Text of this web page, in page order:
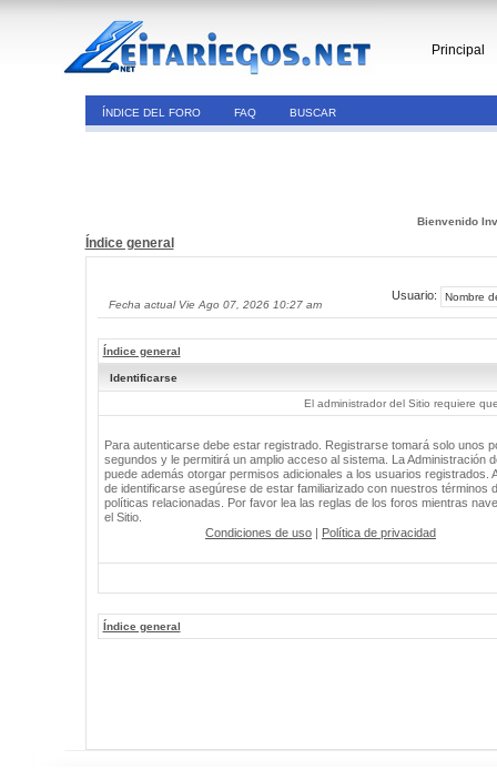
Principal
ÍNDICE DEL FORO FAQ BUSCAR
Bienvenido
Índice general
Fecha actual Vie Ago 07, 2026 10:27 am
Usuario:
Índice general
Identificarse
El administrador del Sitio requiere
Para autenticarse debe estar registrado. Registrarse tomará solo unos
segundos y le permitirá un amplio acceso al sistema. La Administración
puede además otorgar permisos adicionales a los usuarios registrados.
de identificarse asegúrese de estar familiarizado con nuestros términos
políticas relacionadas. Por favor lea las reglas de los foros mientras
el Sitio.
Condiciones de uso | Política de privacidad
Índice general